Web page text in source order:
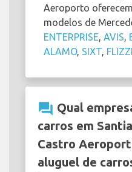
Aeroporto
modelos de
ENTERPRISE, AVIS,
ALAMO, SIXT,
question_answer Qual
carros em
Castro
aluguel de